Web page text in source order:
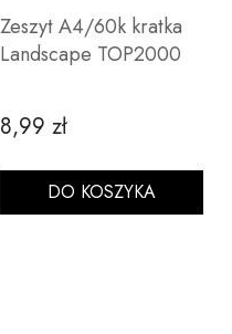
Zeszyt A4/60k kratka
Landscape TOP2000
Cena
8,99 zł
DO KOSZYKA